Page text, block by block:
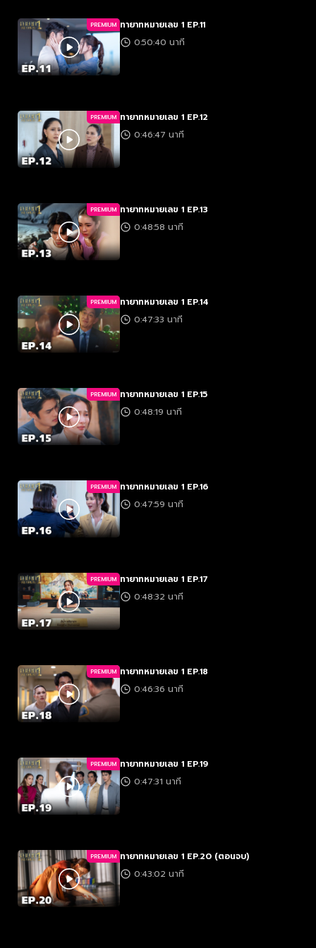
PREMIUM ทายาทหมายเลข 1 EP.11
0:50:40 นาที
PREMIUM ทายาทหมายเลข 1 EP.12
0:46:47 นาที
PREMIUM ทายาทหมายเลข 1 EP.13
0:48:58 นาที
PREMIUM ทายาทหมายเลข 1 EP.14
0:47:33 นาที
PREMIUM ทายาทหมายเลข 1 EP.15
0:48:19 นาที
PREMIUM ทายาทหมายเลข 1 EP.16
0:47:59 นาที
PREMIUM ทายาทหมายเลข 1 EP.17
0:48:32 นาที
PREMIUM ทายาทหมายเลข 1 EP.18
0:46:36 นาที
PREMIUM ทายาทหมายเลข 1 EP.19
0:47:31 นาที
PREMIUM ทายาทหมายเลข 1 EP.20 (ตอนจบ)
0:43:02 นาที